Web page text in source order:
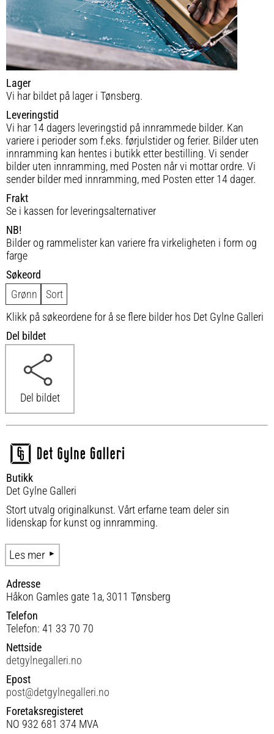
Lager
Vi har bildet på lager i Tønsberg.
Leveringstid
Vi har 14 dagers leveringstid på innrammede bilder. Kan
variere i perioder som f.eks. førjulstider og ferier. Bilder uten
innramming kan hentes i butikk etter bestilling. Vi sender
bilder uten innramming, med Posten når vi mottar ordre. Vi
sender bilder med innramming, med Posten etter 14 dager.
Frakt
Se i kassen for leveringsalternativer
NB!
Bilder og rammelister kan variere fra virkeligheten i form og
farge
Søkeord
Grønn
Sort
Klikk på søkeordene for å se flere bilder hos Det Gylne Galleri
Del bildet
Del bildet
Butikk
Det Gylne Galleri
Stort utvalg originalkunst. Vårt erfarne team deler sin
lidenskap for kunst og innramming.
Les mer
Adresse
Håkon Gamles gate 1a, 3011 Tønsberg
Telefon
Telefon: 41 33 70 70
Nettside
detgylnegalleri.no
Epost
post@detgylnegalleri.no
Foretaksregisteret
NO 932 681 374 MVA